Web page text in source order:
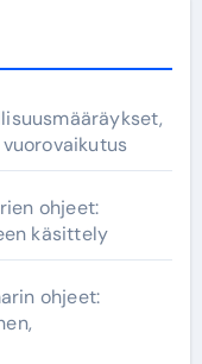
ohjeet:
käsittely
ohjeet: